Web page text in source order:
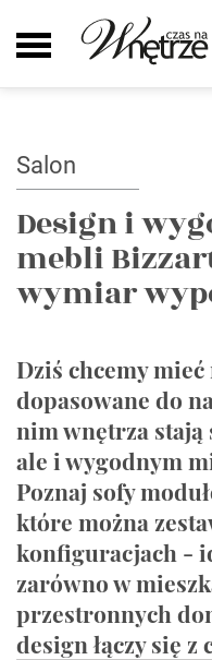
Salon
Design i
mebli
wymiar
Dziś chcemy
dopasowane do
nim wnętrza
ale i wygodnym
Poznaj sofy
które można
konfiguracjach -
zarówno w
przestronnych
design łączy się